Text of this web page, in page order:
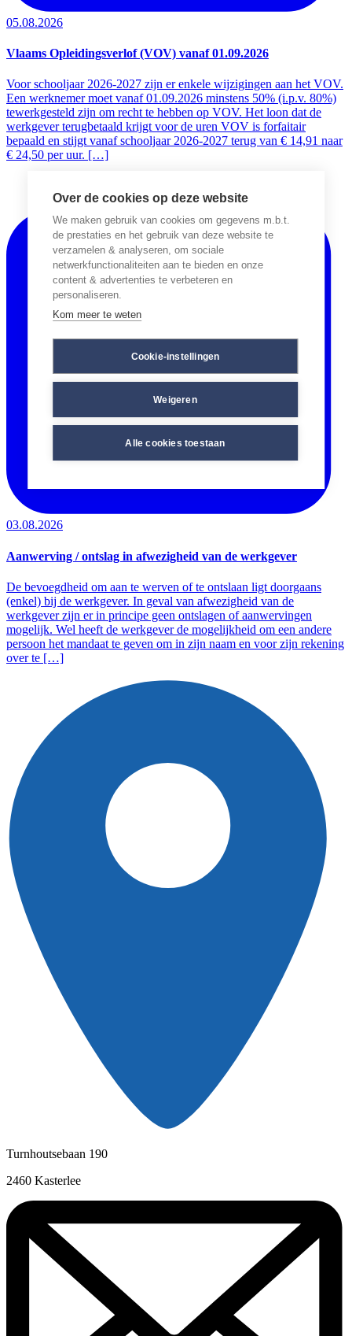
Over de cookies op deze website
We maken gebruik van cookies om gegevens m.b.t.
de prestaties en het gebruik van deze website te
verzamelen & analyseren, om sociale
netwerkfunctionaliteiten aan te bieden en onze
content & advertenties te verbeteren en
personaliseren.
Kom meer te weten
Cookie-instellingen
Weigeren
Alle cookies toestaan
05.08.2026
Vlaams Opleidingsverlof (VOV) vanaf 01.09.2026
Voor schooljaar 2026-2027 zijn er enkele wijzigingen aan het VOV.
Een werknemer moet vanaf 01.09.2026 minstens 50% (i.p.v. 80%)
tewerkgesteld zijn om recht te hebben op VOV. Het loon dat de
werkgever terugbetaald krijgt voor de uren VOV is forfaitair
bepaald en stijgt vanaf schooljaar 2026-2027 terug van € 14,91 naar
€ 24,50 per uur. […]
03.08.2026
Aanwerving / ontslag in afwezigheid van de werkgever
De bevoegdheid om aan te werven of te ontslaan ligt doorgaans
(enkel) bij de werkgever. In geval van afwezigheid van de
werkgever zijn er in principe geen ontslagen of aanwervingen
mogelijk. Wel heeft de werkgever de mogelijkheid om een andere
persoon het mandaat te geven om in zijn naam en voor zijn rekening
over te […]
Turnhoutsebaan 190
2460 Kasterlee